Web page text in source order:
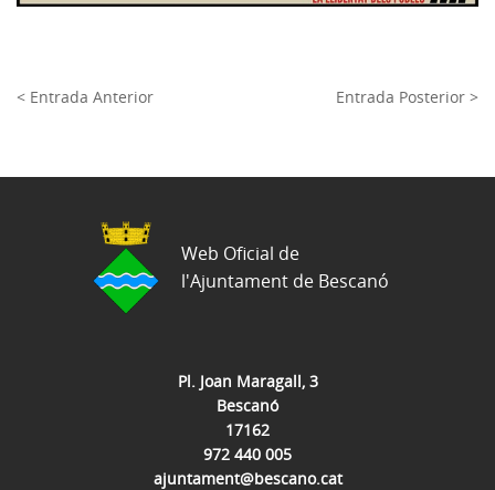
< Entrada Anterior Entrada Posterior >
Pl. Joan Maragall, 3
Bescanó
17162
972 440 005
ajuntament@bescano.cat
Web Oficial de
l'Ajuntament de Bescanó